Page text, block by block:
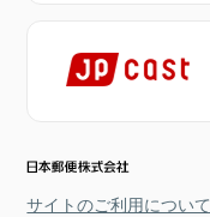
サイトのご利用について